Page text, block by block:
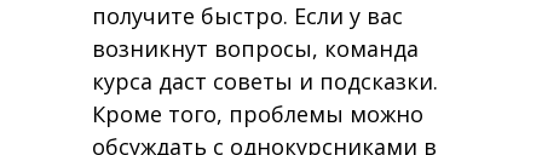
получите быстро. Если у вас
возникнут вопросы, команда
курса даст советы и подсказки.
Кроме того, проблемы можно
обсуждать с однокурсниками в